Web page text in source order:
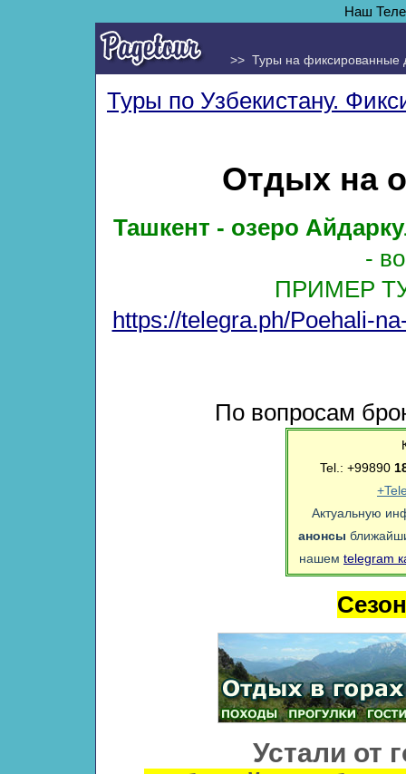
Наш
>> Туры на фиксированные
Туры по Узбекистану.
Отдых на
Ташкент - озеро
-
ПРИМЕР
https://telegra.ph/Poehali-
По вопросам
Tel.: +99890
Актуальную
анонсы
нашем telegram
Сезон
Устали от